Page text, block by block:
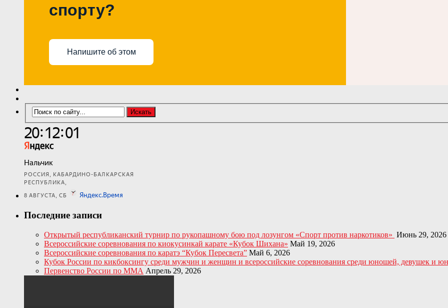
спорту?
Напишите об этом
Последние записи
Открытый республиканский турнир по рукопашному бою под лозунгом «Спорт против наркотиков» Июнь 29, 2026
Всероссийские соревнования по киокусинкай карате «Кубок Шихана» Май 19, 2026
Всероссийские соревнования по каратэ “Кубок Пересвета” Май 6, 2026
Кубок России по кикбоксингу среди мужчин и женщин и всероссийские соревнования среди юношей, девушек и
Первенство России по ММА Апрель 29, 2026